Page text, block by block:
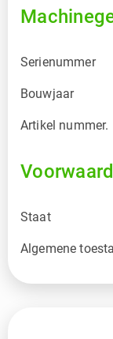
Serienummer
Bouwjaar
Artikel nummer.
Staat
Algemene